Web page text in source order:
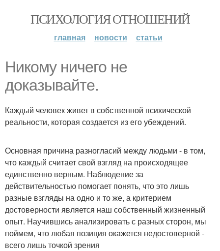
ПСИХОЛОГИЯ ОТНОШЕНИЙ
главная новости статьи
Никому ничего не
доказывайте.
Каждый человек живет в собственной психической
реальности, которая создается из его убеждений.
Основная причина разногласий между людьми - в том,
что каждый считает свой взгляд на происходящее
единственно верным. Наблюдение за
действительностью помогает понять, что это лишь
разные взгляды на одно и то же, а критерием
достоверности является наш собственный жизненный
опыт. Научившись анализировать с разных сторон, мы
поймем, что любая позиция окажется недостоверной -
всего лишь точкой зрения